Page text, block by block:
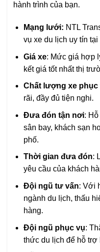
hành trình của bạn.
Mạng lưới: NTL
vụ xe du lịch uy tín
Giá xe: Mức giá hợp
kết giá tốt nhất thị
Chất lượng xe phục
rãi, đầy đủ tiện nghi.
Đưa đón tận nơi: Hỗ
sân bay, khách sạn
phố.
Thời gian đưa đón:
yêu cầu của khách
Đội ngũ tư vấn: Với
ngành du lịch, thấu
hàng.
Đội ngũ phục vụ:
thức du lịch để hỗ trợ